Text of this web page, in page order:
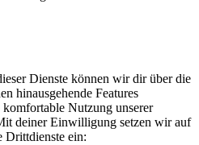
Dienste können wir dir über die
hinausgehende Features
Nutzung unserer
deiner Einwilligung setzen wir auf
Drittdienste ein: